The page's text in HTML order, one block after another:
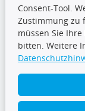
Folge uns
TecDoc Inside
Consent-Tool.
Zustimmung zu
müssen Sie
bitten. Weitere